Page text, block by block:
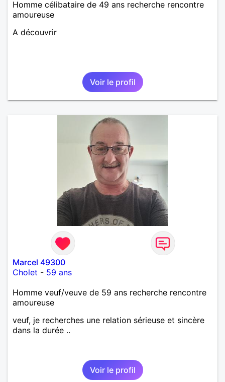
Homme célibataire de 49 ans recherche rencontre
amoureuse
A découvrir
Voir le profil
Marcel 49300
Cholet - 59 ans
Homme veuf/veuve de 59 ans recherche rencontre
amoureuse
veuf, je recherches une relation sérieuse et sincère
dans la durée ..
Voir le profil